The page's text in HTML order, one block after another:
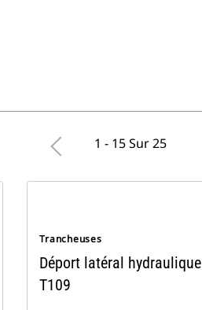
1 - 15 Sur 25
Trancheuses
Déport latéral hydraulique
T109